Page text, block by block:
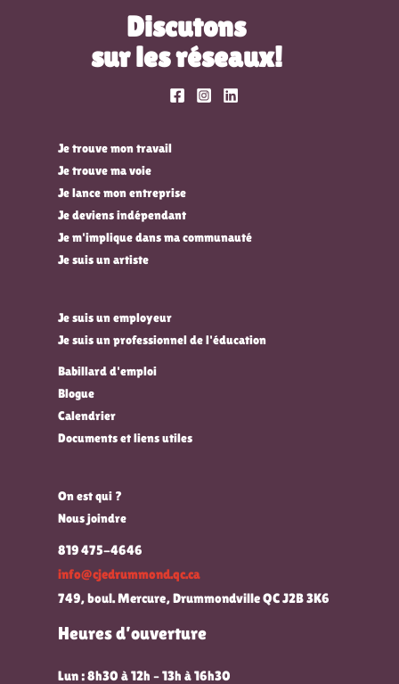
Discutons
sur les réseaux!
Je trouve mon travail
Je trouve ma voie
Je lance mon entreprise
Je deviens indépendant
Je m'implique dans ma communauté
Je suis un artiste
Je suis un employeur
Je suis un professionnel de l'éducation
Babillard d'emploi
Blogue
Calendrier
Documents et liens utiles
On est qui ?
Nous joindre
819 475-4646
info@cjedrummond.qc.ca
749, boul. Mercure, Drummondville QC J2B 3K6
Heures d’ouverture
Lun : 8h30 à 12h – 13h à 16h30